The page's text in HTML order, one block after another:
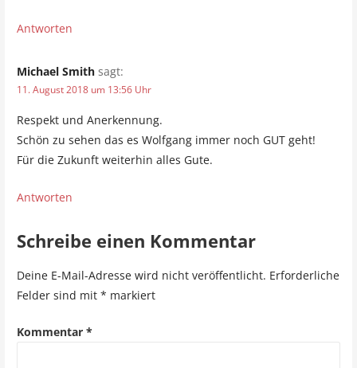
a
a
o
n
Antworten
Michael Smith sagt:
11. August 2018 um 13:56 Uhr
Respekt und Anerkennung.
Schön zu sehen das es Wolfgang immer noch GUT geht!
Für die Zukunft weiterhin alles Gute.
Antworten
Schreibe einen Kommentar
Deine E-Mail-Adresse wird nicht veröffentlicht. Erforderliche
Felder sind mit * markiert
Kommentar *